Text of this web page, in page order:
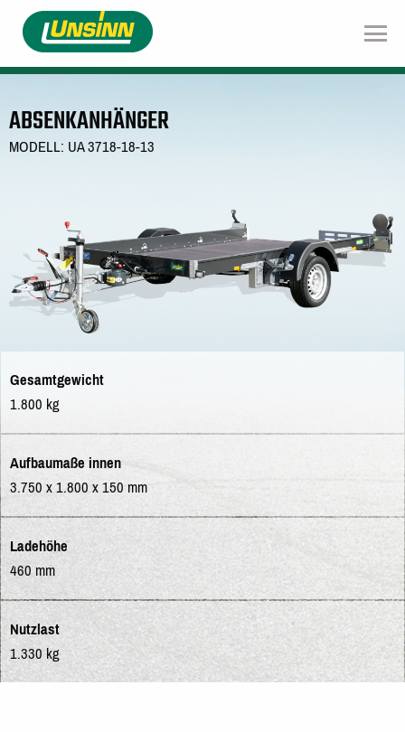
Direkt
zum
Inhalt
ABSENKANHÄNGER
MODELL: UA 3718-18-13
Gesamtgewicht
1.800 kg
Aufbaumaße innen
3.750 x 1.800 x 150 mm
Ladehöhe
460 mm
Nutzlast
1.330 kg